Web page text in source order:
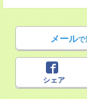
メールで
シェア